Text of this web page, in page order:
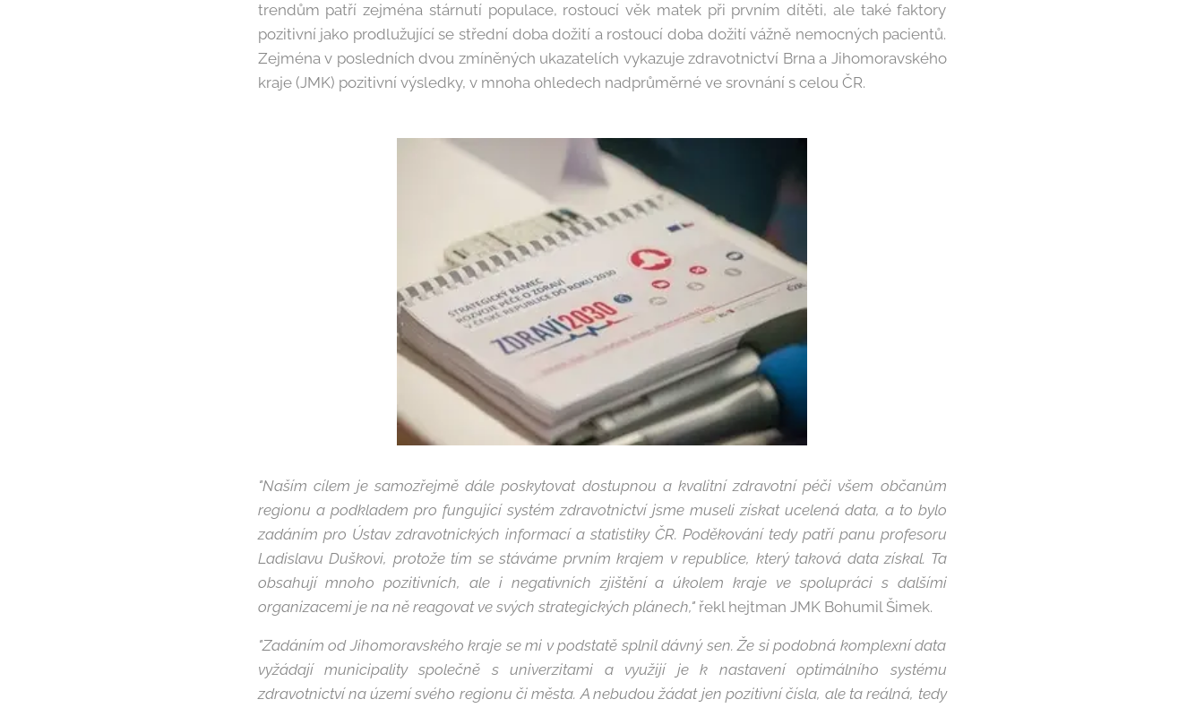
trendům patří zejména stárnutí populace, rostoucí věk matek při prvním dítěti, ale také faktory
pozitivní jako prodlužující se střední doba dožití a rostoucí doba dožití vážně nemocných pacientů.
Zejména v posledních dvou zmíněných ukazatelích vykazuje zdravotnictví Brna a Jihomoravského
kraje (JMK) pozitivní výsledky, v mnoha ohledech nadprůměrné ve srovnání s celou ČR.
"Naším cílem je samozřejmě dále poskytovat dostupnou a kvalitní zdravotní péči všem občanům
regionu a podkladem pro fungující systém zdravotnictví jsme museli získat ucelená data, a to bylo
zadáním pro Ústav zdravotnických informací a statistiky ČR. Poděkování tedy patří panu profesoru
Ladislavu Duškovi, protože tím se stáváme prvním krajem v republice, který taková data získal. Ta
obsahují mnoho pozitivních, ale i negativních zjištění a úkolem kraje ve spolupráci s dalšími
organizacemi je na ně reagovat ve svých strategických plánech,"řekl hejtman JMK Bohumil Šimek.
"Zadáním od Jihomoravského kraje se mi v podstatě splnil dávný sen. Že si podobná komplexní data
vyžádají municipality společně s univerzitami a využijí je k nastavení optimálního systému
zdravotnictví na území svého regionu či města. A nebudou žádat jen pozitivní čísla, ale ta reálná, tedy